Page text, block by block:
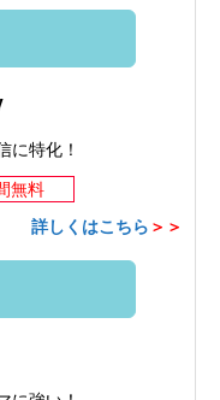
に特化！
無料
詳しくはこちら ＞＞